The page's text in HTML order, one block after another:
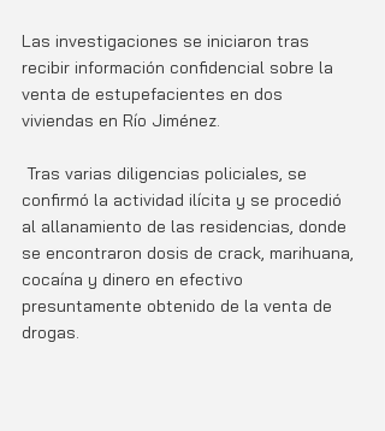
Las investigaciones se iniciaron tras
recibir información confidencial sobre la
venta de estupefacientes en dos
viviendas en Río Jiménez.
confirmó la actividad ilícita y se procedió
al allanamiento de las residencias, donde
se encontraron dosis de crack, marihuana,
cocaína y dinero en efectivo
presuntamente obtenido de la venta de
drogas.